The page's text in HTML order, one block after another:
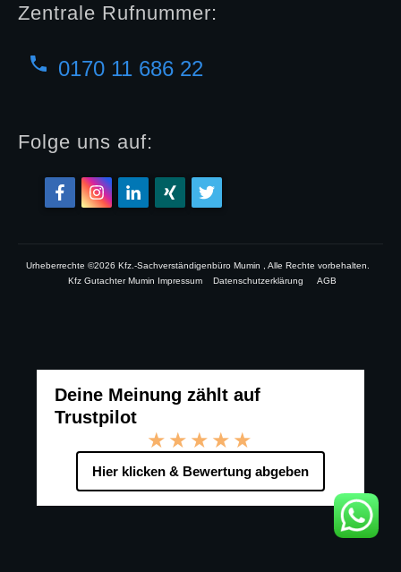
Zentrale Rufnummer:
0170 11 686 22
Folge uns auf:
Urheberrechte ©2026 Kfz.-Sachverständigenbüro Mumin , Alle Rechte vorbehalten.
Kfz Gutachter Mumin Impressum
Datenschutzerklärung AGB
Deine Meinung zählt auf
Trustpilot
★★★★★
Hier klicken & Bewertung abgeben